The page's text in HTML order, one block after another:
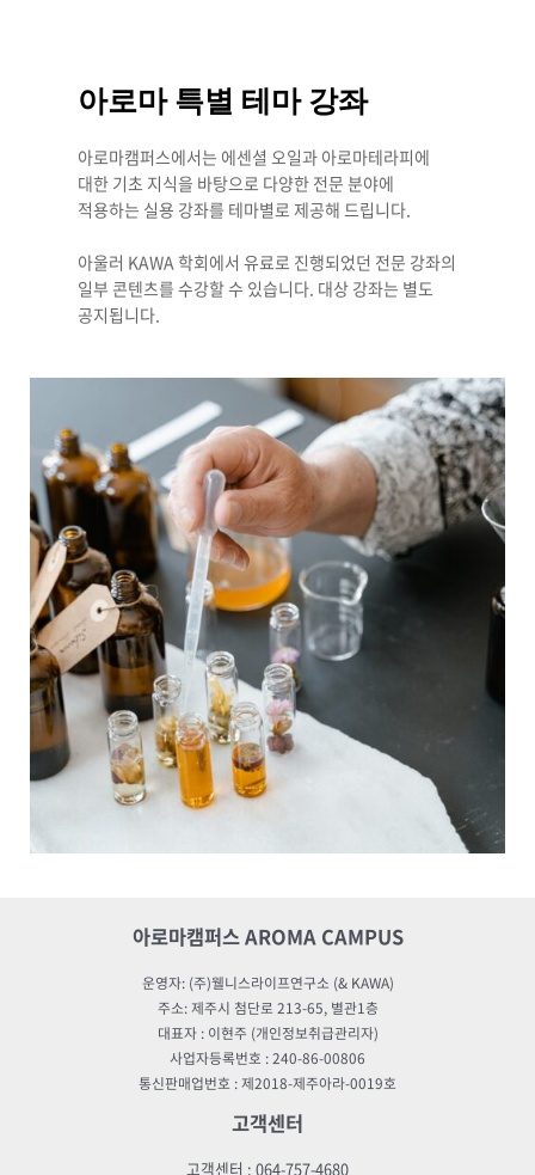
아로마 특별 테마 강좌
아로마캠퍼스에서는 에센셜 오일과 아로마테라피에
대한 기초 지식을 바탕으로 다양한 전문 분야에
적용하는 실용 강좌를 테마별로 제공해 드립니다.
아울러 KAWA 학회에서 유료로 진행되었던 전문 강좌의
일부 콘텐츠를 수강할 수 있습니다. 대상 강좌는 별도
공지됩니다.
아로마캠퍼스 AROMA CAMPUS
운영자: (주)웰니스라이프연구소 (& KAWA)
주소: 제주시 첨단로 213-65, 별관1층
대표자 : 이현주 (개인정보취급관리자)
사업자등록번호 : 240-86-00806
통신판매업번호 : 제2018-제주아라-0019호
고객센터
고객센터 : 064-757-4680